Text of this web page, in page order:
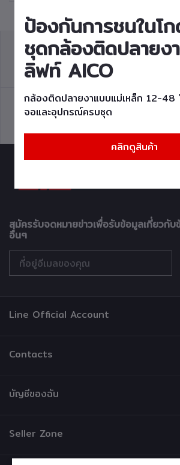
สินค้า 41748-F0054
วิธีการสั่งซื้อ
สมัครรับจดหมายข่าวเพื่อรับข้อมูลเกี่ยวกั
อื่นๆ
Line Official Account
Contacts
ที่อยู่
10100
โทรศัพท์
บัญชีของฉัน
เข้าสู่ระบบ
Seller Zone
ป้องกันการชนในโ
ชุดกล้องติดปลายง
ลิฟท์ AICO
กล้องติดปลายงาแบบแม่เหล็ก 12-48
จอและอุปกรณ์ครบชุด
คลิกดูสินค้า